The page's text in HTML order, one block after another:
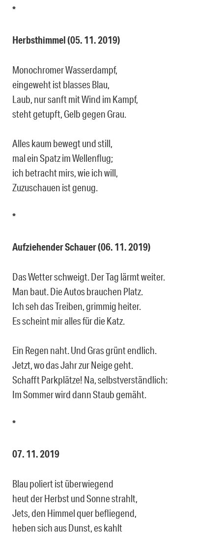
*
Herbsthimmel (05. 11. 2019)
Monochromer Wasserdampf,
eingeweht ist blasses Blau,
Laub, nur sanft mit Wind im Kampf,
steht getupft, Gelb gegen Grau.
Alles kaum bewegt und still,
mal ein Spatz im Wellenflug;
ich betracht mirs, wie ich will,
Zuzuschauen ist genug.
*
Aufziehender Schauer (06. 11. 2019)
Das Wetter schweigt. Der Tag lärmt weiter.
Man baut. Die Autos brauchen Platz.
Ich seh das Treiben, grimmig heiter.
Es scheint mir alles für die Katz.
Ein Regen naht. Und Gras grünt endlich.
Jetzt, wo das Jahr zur Neige geht.
Schafft Parkplätze! Na, selbstverständlich:
Im Sommer wird dann Staub gemäht.
*
07. 11. 2019
Blau poliert ist überwiegend
heut der Herbst und Sonne strahlt,
Jets, den Himmel quer befliegend,
heben sich aus Dunst, es kahlt